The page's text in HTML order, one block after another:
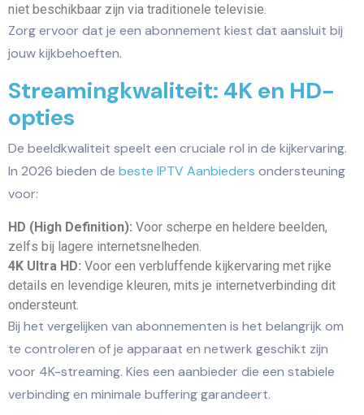
niet beschikbaar zijn via traditionele televisie.
Zorg ervoor dat je een abonnement kiest dat aansluit bij
jouw kijkbehoeften.
Streamingkwaliteit: 4K en HD-
opties
De beeldkwaliteit speelt een cruciale rol in de kijkervaring.
In 2026 bieden de beste IPTV Aanbieders ondersteuning
voor:
HD (High Definition): Voor scherpe en heldere beelden,
zelfs bij lagere internetsnelheden.
4K Ultra HD: Voor een verbluffende kijkervaring met rijke
details en levendige kleuren, mits je internetverbinding dit
ondersteunt.
Bij het vergelijken van abonnementen is het belangrijk om
te controleren of je apparaat en netwerk geschikt zijn
voor 4K-streaming. Kies een aanbieder die een stabiele
verbinding en minimale buffering garandeert.